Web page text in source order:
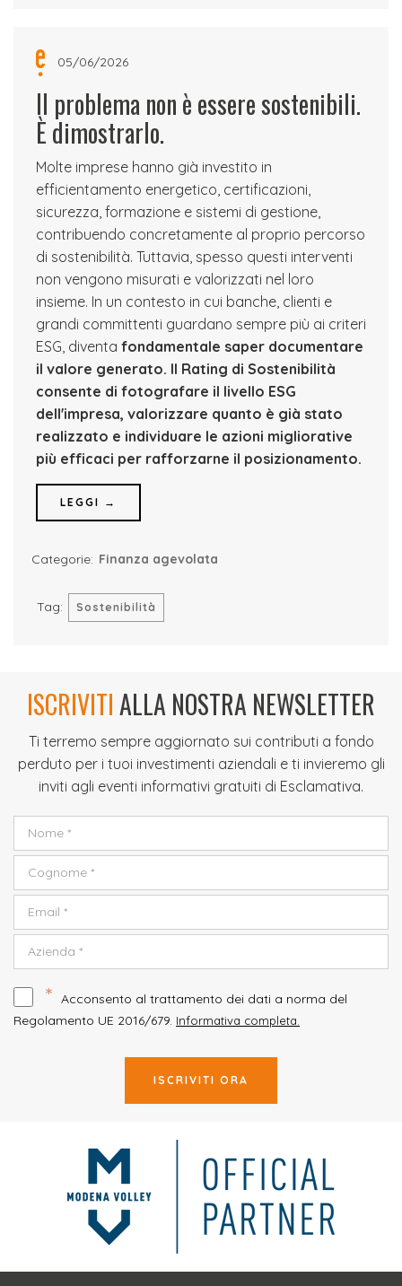
05/06/2026
Il problema non è essere sostenibili.
È dimostrarlo.
Molte imprese hanno già investito in
efficientamento energetico, certificazioni,
sicurezza, formazione e sistemi di gestione,
contribuendo concretamente al proprio percorso
di sostenibilità. Tuttavia, spesso questi interventi
non vengono misurati e valorizzati nel loro
insieme. In un contesto in cui banche, clienti e
grandi committenti guardano sempre più ai criteri
ESG, diventa fondamentale saper documentare
il valore generato. Il Rating di Sostenibilità
consente di fotografare il livello ESG
dell'impresa, valorizzare quanto è già stato
realizzato e individuare le azioni migliorative
più efficaci per rafforzarne il posizionamento.
LEGGI →
Categorie: Finanza agevolata
Tag: Sostenibilità
ISCRIVITIALLA NOSTRA NEWSLETTER
Ti terremo sempre aggiornato sui contributi a fondo
perduto per i tuoi investimenti aziendali e ti invieremo gli
inviti agli eventi informativi gratuiti di Esclamativa.
* Acconsento al trattamento dei dati a norma del
Regolamento UE 2016/679. Informativa completa.
ISCRIVITI ORA